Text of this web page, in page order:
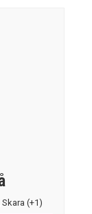
Skara (+1)